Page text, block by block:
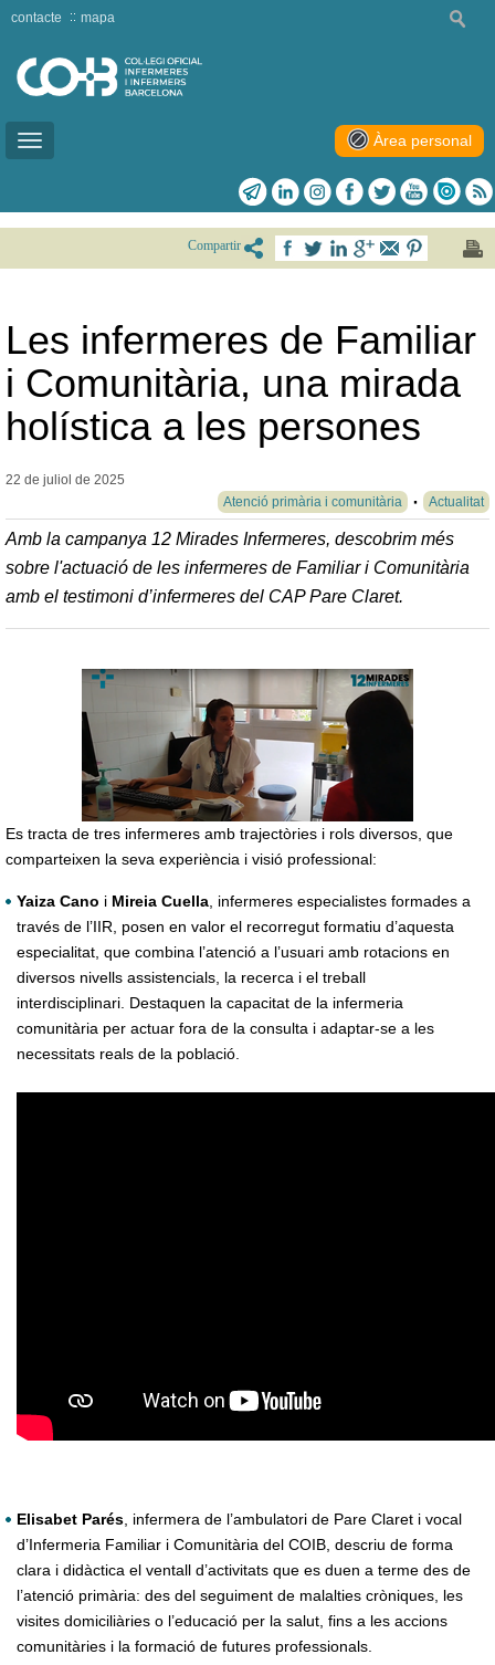
Toggle
contacte mapa
Àrea personal
Compartir
Les infermeres de Familiar
i Comunitària, una mirada
holística a les persones
22 de juliol de 2025
Atenció primària i comunitària
Actualitat
Amb la campanya 12 Mirades Infermeres, descobrim més
sobre l'actuació de les infermeres de Familiar i Comunitària
amb el testimoni d’infermeres del CAP Pare Claret.
Es tracta de tres infermeres amb trajectòries i rols diversos, que
comparteixen la seva experiència i visió professional:
Yaiza Cano i Mireia Cuella, infermeres especialistes formades a
través de l’IIR, posen en valor el recorregut formatiu d’aquesta
especialitat, que combina l’atenció a l’usuari amb rotacions en
diversos nivells assistencials, la recerca i el treball
interdisciplinari. Destaquen la capacitat de la infermeria
comunitària per actuar fora de la consulta i adaptar-se a les
necessitats reals de la població.
Elisabet Parés, infermera de l’ambulatori de Pare Claret i vocal
d’Infermeria Familiar i Comunitària del COIB, descriu de forma
clara i didàctica el ventall d’activitats que es duen a terme des de
l’atenció primària: des del seguiment de malalties cròniques, les
visites domiciliàries o l’educació per la salut, fins a les accions
comunitàries i la formació de futures professionals.